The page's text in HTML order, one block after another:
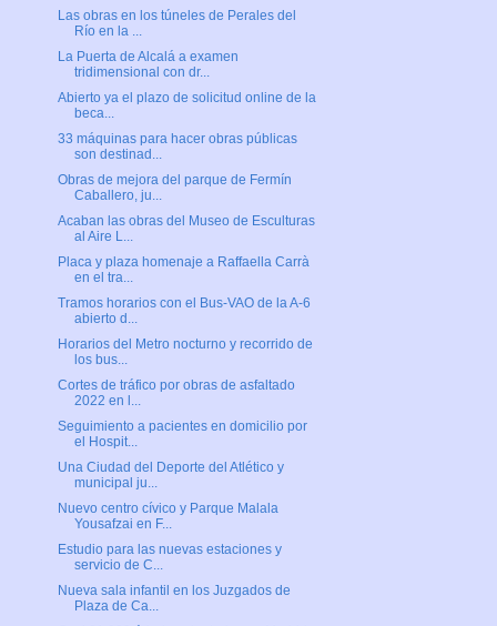
Las obras en los túneles de Perales del
Río en la ...
La Puerta de Alcalá a examen
tridimensional con dr...
Abierto ya el plazo de solicitud online de la
beca...
33 máquinas para hacer obras públicas
son destinad...
Obras de mejora del parque de Fermín
Caballero, ju...
Acaban las obras del Museo de Esculturas
al Aire L...
Placa y plaza homenaje a Raffaella Carrà
en el tra...
Tramos horarios con el Bus-VAO de la A-6
abierto d...
Horarios del Metro nocturno y recorrido de
los bus...
Cortes de tráfico por obras de asfaltado
2022 en l...
Seguimiento a pacientes en domicilio por
el Hospit...
Una Ciudad del Deporte del Atlético y
municipal ju...
Nuevo centro cívico y Parque Malala
Yousafzai en F...
Estudio para las nuevas estaciones y
servicio de C...
Nueva sala infantil en los Juzgados de
Plaza de Ca...